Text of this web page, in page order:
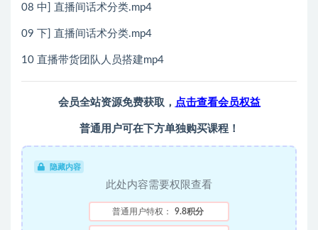
08 中] 直播间话术分类.mp4
09 下] 直播间话术分类.mp4
10 直播带货团队人员搭建mp4
会员全站资源免费获取， 点击查看会员权益
普通用户可在下方单独购买课程！
隐藏内容
此处内容需要权限查看
普通用户特权： 9.8积分